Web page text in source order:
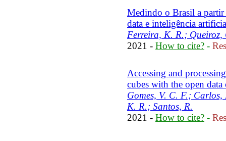
Medindo o Brasil a partir
data e inteligência
Ferreira, K. R.; Queiroz,
2021 - How to cite? -
Accessing and
cubes with the open
Gomes, V. C. F.;
K. R.; Santos, R.
2021 - How to cite? -